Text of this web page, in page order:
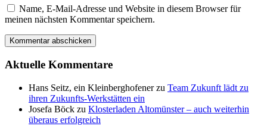
Name, E-Mail-Adresse und Website in diesem Browser für
meinen nächsten Kommentar speichern.
Aktuelle Kommentare
Hans Seitz, ein Kleinberghofenerzu Team Zukunft lädt zu
ihren Zukunfts-Werkstätten ein
Josefa Böck zu Klosterladen Altomünster – auch weiterhin
überaus erfolgreich